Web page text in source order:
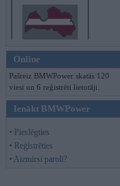
Online
Pašreiz BMWPower skatās 120
viesi un 6 reģistrēti lietotāji.
Ienākt BMWPower
• Pieslēgties
• Reģistrēties
• Aizmirsi paroli?